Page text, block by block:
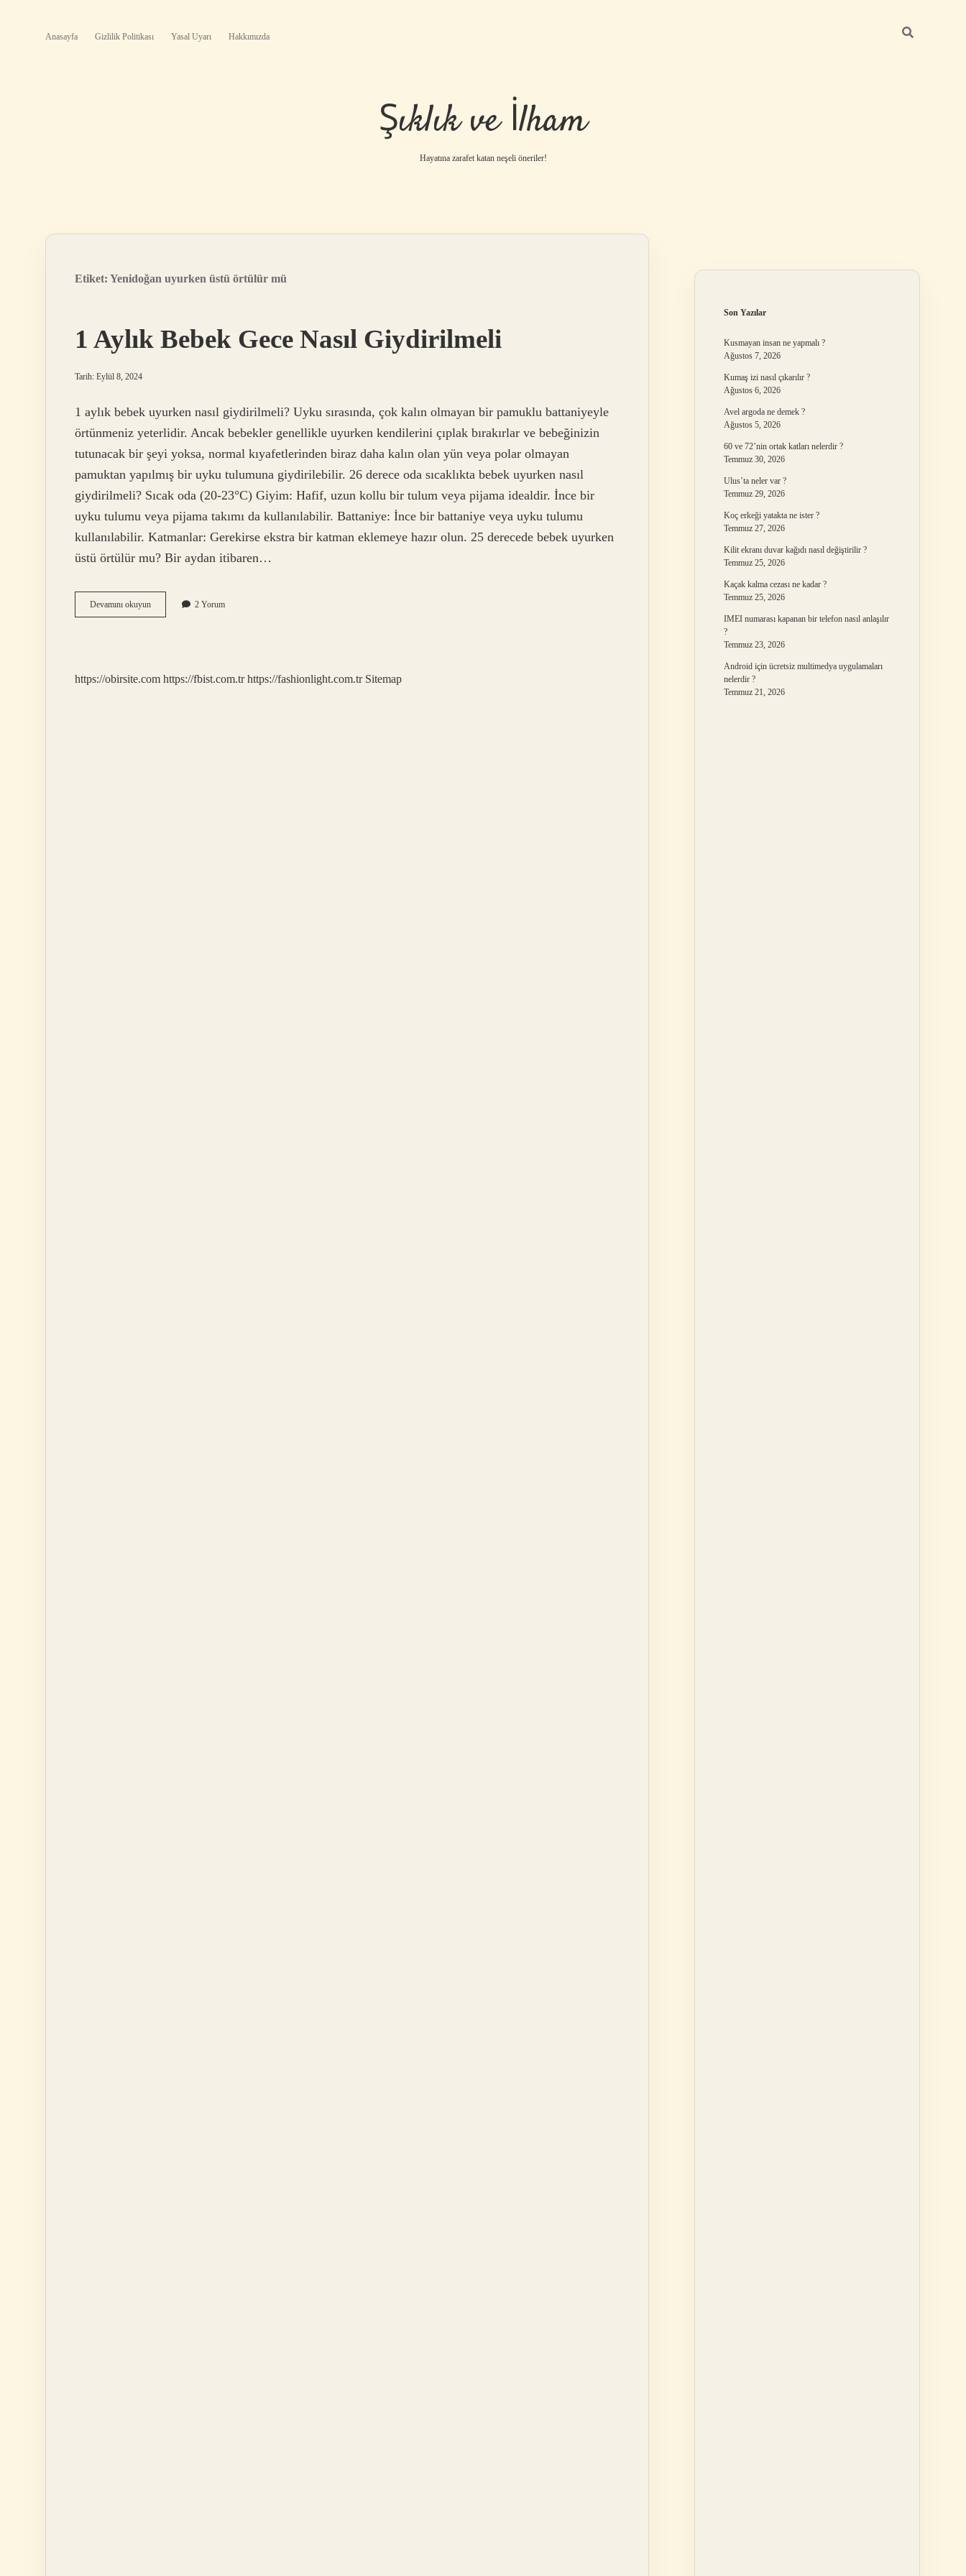
Anasayfa Gizlilik Politikası Yasal Uyarı Hakkımızda
Şıklık ve İlham
Hayatına zarafet katan neşeli öneriler!
Etiket: Yenidoğan uyurken üstü örtülür mü
1 Aylık Bebek Gece Nasıl Giydirilmeli
Tarih: Eylül 8, 2024
1 aylık bebek uyurken nasıl giydirilmeli? Uyku sırasında, çok kalın olmayan bir pamuklu battaniyeyle
örtünmeniz yeterlidir. Ancak bebekler genellikle uyurken kendilerini çıplak bırakırlar ve bebeğinizin
tutunacak bir şeyi yoksa, normal kıyafetlerinden biraz daha kalın olan yün veya polar olmayan
pamuktan yapılmış bir uyku tulumuna giydirilebilir. 26 derece oda sıcaklıkta bebek uyurken nasıl
giydirilmeli? Sıcak oda (20-23°C) Giyim: Hafif, uzun kollu bir tulum veya pijama idealdir. İnce bir
uyku tulumu veya pijama takımı da kullanılabilir. Battaniye: İnce bir battaniye veya uyku tulumu
kullanılabilir. Katmanlar: Gerekirse ekstra bir katman eklemeye hazır olun. 25 derecede bebek uyurken
üstü örtülür mu? Bir aydan itibaren…
Devamını okuyun1
Aylık
2 Yorum
https://obirsite.com https://fbist.com.tr https://fashionlight.com.tr Sitemap
Son Yazılar
Kusmayan insan ne yapmalı ?
Ağustos 7, 2026
Kumaş izi nasıl çıkarılır ?
Ağustos 6, 2026
Avel argoda ne demek ?
Ağustos 5, 2026
60 ve 72’nin ortak katları nelerdir ?
Temmuz 30, 2026
Ulus’ta neler var ?
Temmuz 29, 2026
Koç erkeği yatakta ne ister ?
Temmuz 27, 2026
Kilit ekranı duvar kağıdı nasıl değiştirilir ?
Temmuz 25, 2026
Kaçak kalma cezası ne kadar ?
Temmuz 25, 2026
IMEI numarası kapanan bir telefon nasıl anlaşılır
?
Temmuz 23, 2026
Android için ücretsiz multimedya uygulamaları
nelerdir ?
Temmuz 21, 2026